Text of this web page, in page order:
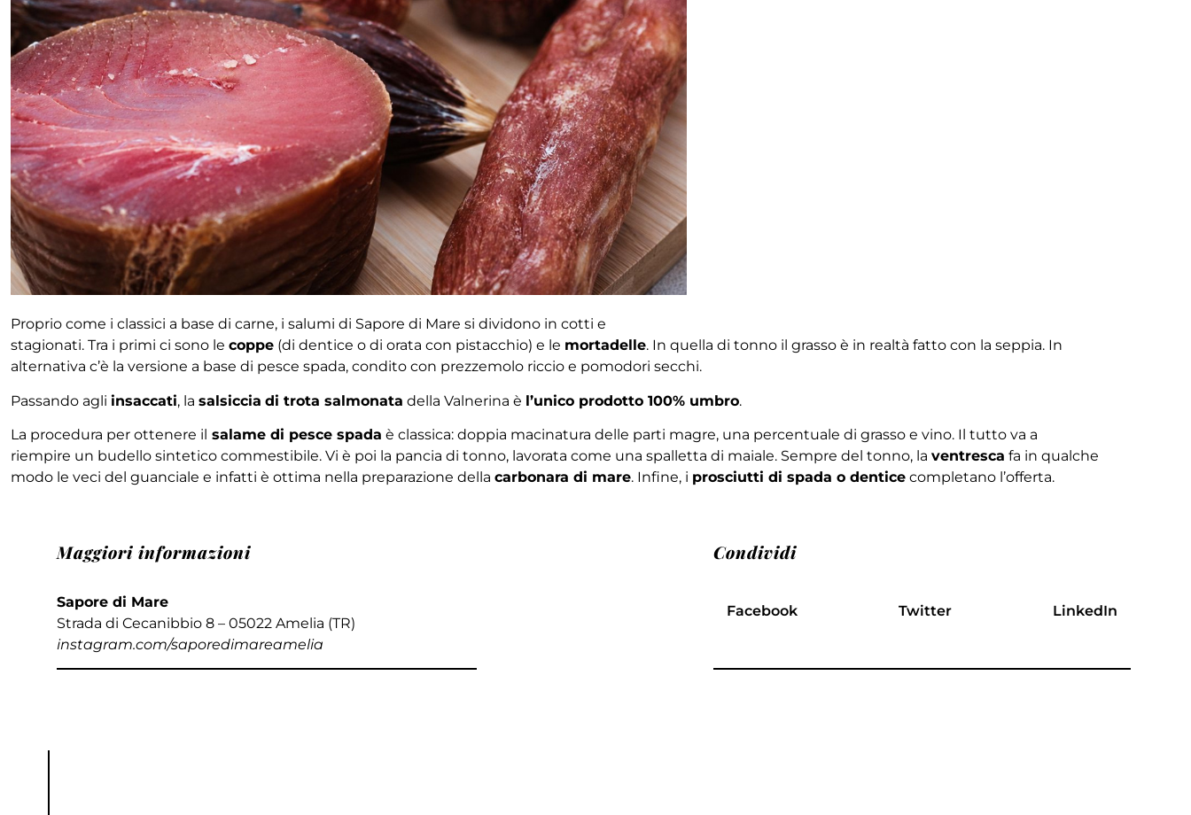
Proprio come i classici a base di carne, i salumi di Sapore di Mare si dividono in cotti e
stagionati. Tra i primi ci sono le coppe (di dentice o di orata con pistacchio) e le mortadelle. In quella di tonno il grasso è in realtà fatto con la seppia. In
alternativa c’è la versione a base di pesce spada, condito con prezzemolo riccio e pomodori secchi.
Passando agli insaccati, la salsiccia di trota salmonata della Valnerina è l’unico prodotto 100% umbro.
La procedura per ottenere il salame di pesce spada è classica: doppia macinatura delle parti magre, una percentuale di grasso e vino. Il tutto va a
riempire un budello sintetico commestibile. Vi è poi la pancia di tonno, lavorata come una spalletta di maiale. Sempre del tonno, la ventresca fa in qualche
modo le veci del guanciale e infatti è ottima nella preparazione della carbonara di mare. Infine, i prosciutti di spada o dentice completano l’offerta.
Maggiori informazioni
Sapore di Mare
Strada di Cecanibbio 8 – 05022 Amelia (TR)
instagram.com/saporedimareamelia
Condividi
Facebook Twitter LinkedIn